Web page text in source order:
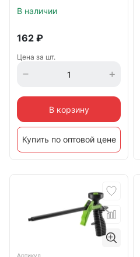
В наличии
162 ₽
Цена за шт.
В корзину
Купить по оптовой цене
Артикул